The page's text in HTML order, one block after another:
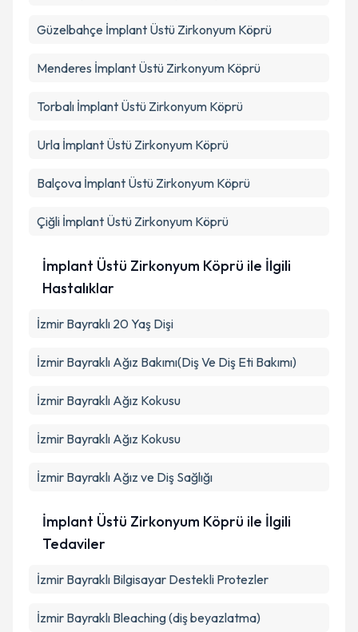
Güzelbahçe İmplant Üstü Zirkonyum Köprü
Menderes İmplant Üstü Zirkonyum Köprü
Torbalı İmplant Üstü Zirkonyum Köprü
Urla İmplant Üstü Zirkonyum Köprü
Balçova İmplant Üstü Zirkonyum Köprü
Çiğli İmplant Üstü Zirkonyum Köprü
İmplant Üstü Zirkonyum Köprü ile İlgili
Hastalıklar
İzmir Bayraklı 20 Yaş Dişi
İzmir Bayraklı Ağız Bakımı(Diş Ve Diş Eti Bakımı)
İzmir Bayraklı Ağız Kokusu
İzmir Bayraklı Ağız Kokusu
İzmir Bayraklı Ağız ve Diş Sağlığı
İmplant Üstü Zirkonyum Köprü ile İlgili
Tedaviler
İzmir Bayraklı Bilgisayar Destekli Protezler
İzmir Bayraklı Bleaching (diş beyazlatma)